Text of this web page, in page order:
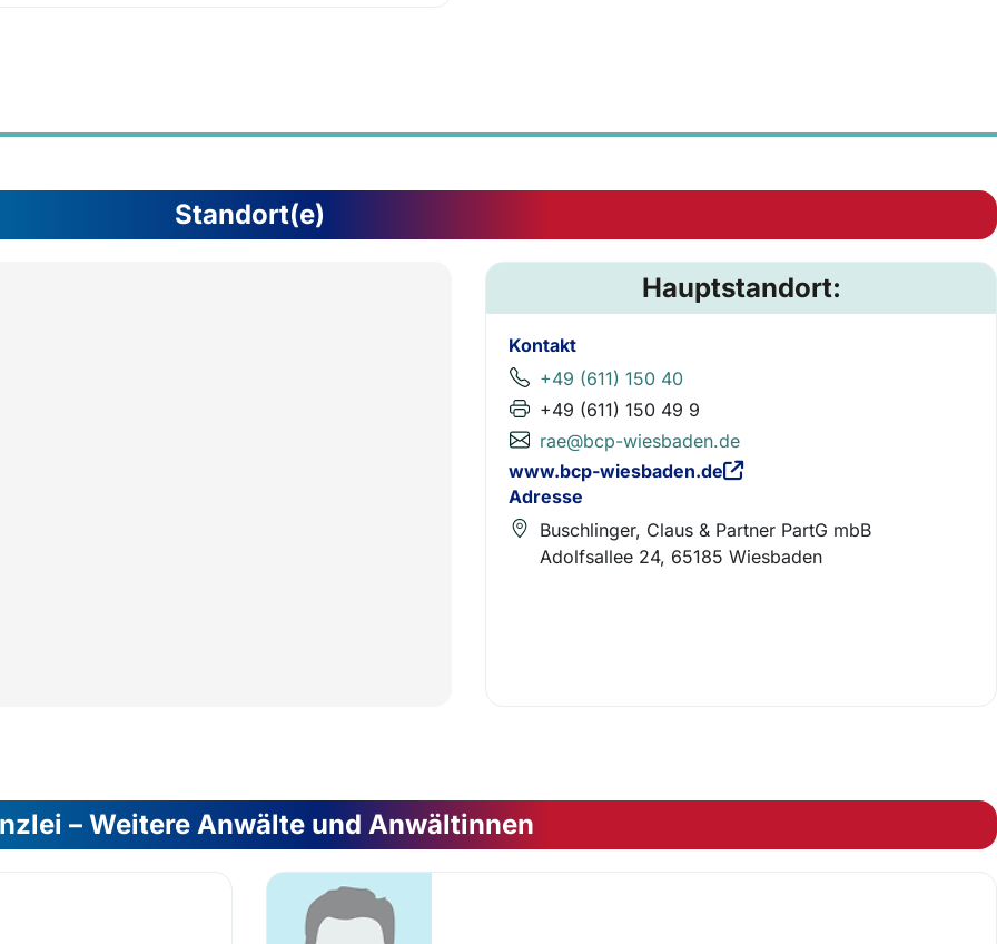
Standort(e)
Hauptstandort:
Kontakt
+49 (611) 150 40
+49 (611) 150 49 9
rae@bcp-wiesbaden.de
www.bcp-wiesbaden.de
Adresse
Buschlinger, Claus & Partner PartG mbB
Adolfsallee 24, 65185 Wiesbaden
– Weitere Anwälte und Anwältinnen